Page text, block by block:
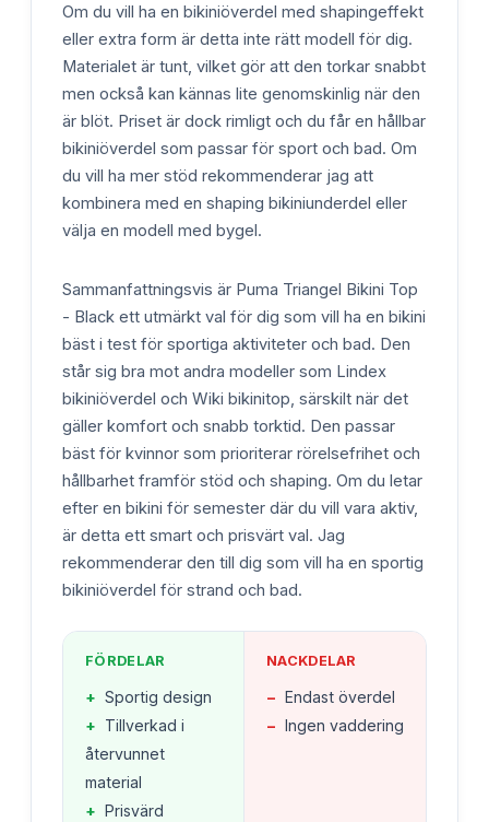
Om du vill ha en bikiniöverdel med shapingeffekt
eller extra form är detta inte rätt modell för dig.
Materialet är tunt, vilket gör att den torkar snabbt
men också kan kännas lite genomskinlig när den
är blöt. Priset är dock rimligt och du får en hållbar
bikiniöverdel som passar för sport och bad. Om
du vill ha mer stöd rekommenderar jag att
kombinera med en shaping bikiniunderdel eller
välja en modell med bygel.
Sammanfattningsvis är Puma Triangel Bikini Top
- Black ett utmärkt val för dig som vill ha en bikini
bäst i test för sportiga aktiviteter och bad. Den
står sig bra mot andra modeller som Lindex
bikiniöverdel och Wiki bikinitop, särskilt när det
gäller komfort och snabb torktid. Den passar
bäst för kvinnor som prioriterar rörelsefrihet och
hållbarhet framför stöd och shaping. Om du letar
efter en bikini för semester där du vill vara aktiv,
är detta ett smart och prisvärt val. Jag
rekommenderar den till dig som vill ha en sportig
bikiniöverdel för strand och bad.
FÖRDELAR
+ Sportig design
+ Tillverkad i
återvunnet
material
+ Prisvärd
NACKDELAR
− Endast överdel
− Ingen vaddering